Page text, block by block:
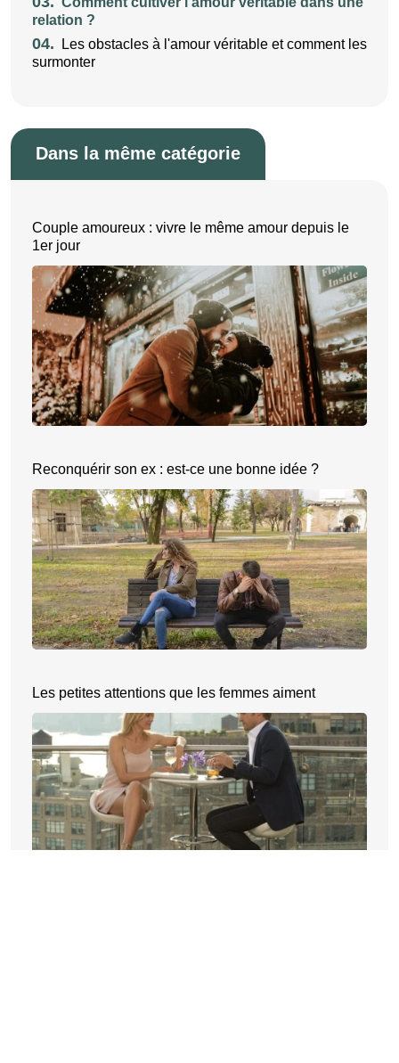
relation ?
04.
Les obstacles à l'amour véritable et comment les
surmonter
Dans la même catégorie
Couple amoureux : vivre le même amour depuis le
1er jour
Reconquérir son ex : est-ce une bonne idée ?
Les petites attentions que les femmes aiment